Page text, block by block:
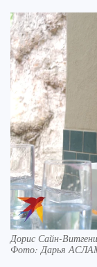
Дорис Сайн-
Фото:Дарья